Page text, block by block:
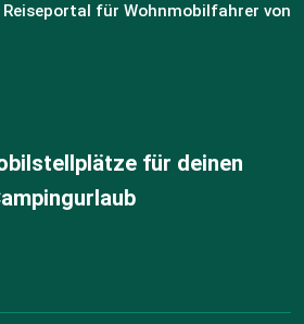
für Wohnmobilfahrer von
für deinen